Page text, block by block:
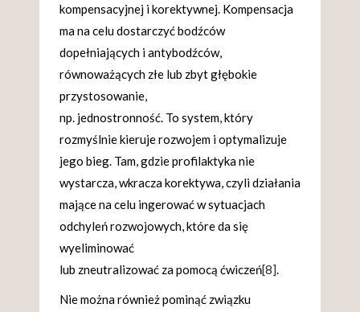
kompensacyjnej i korektywnej. Kompensacja
ma na celu dostarczyć bodźców
dopełniających i antybodźców,
równoważących złe lub zbyt głębokie
przystosowanie,
np. jednostronność. To system, który
rozmyślnie kieruje rozwojem i optymalizuje
jego bieg. Tam, gdzie profilaktyka nie
wystarcza, wkracza korektywa, czyli działania
mające na celu ingerować w sytuacjach
odchyleń rozwojowych, które da się
wyeliminować
lub zneutralizować za pomocą ćwiczeń[8].
Nie można również pominąć związku